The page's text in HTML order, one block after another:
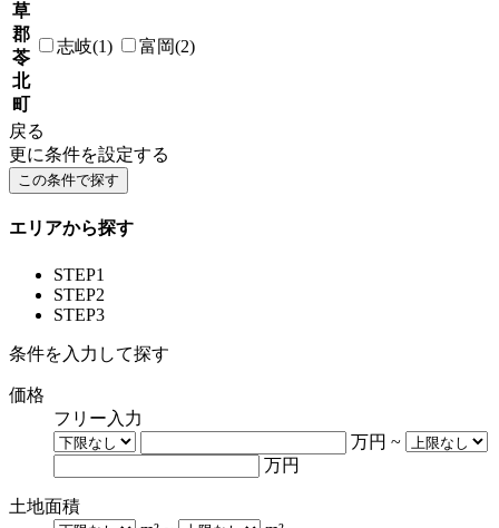
草
郡
苓
北
町
志岐(1) 富岡(2)
戻る
更に条件を設定する
エリアから探す
STEP1
STEP2
STEP3
条件を入力して探す
価格
フリー入力
万円 ~
万円
土地面積